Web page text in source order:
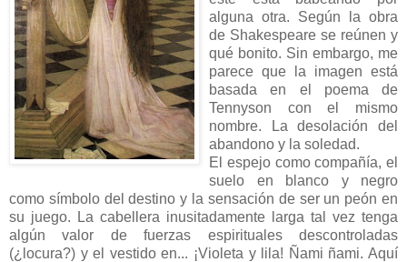
alguna otra. Según la obra
de Shakespeare se reúnen y
qué bonito. Sin embargo, me
parece que la imagen está
basada en el poema de
Tennyson con el mismo
nombre. La desolación del
abandono y la soledad.
El espejo como compañía, el
suelo en blanco y negro
como símbolo del destino y la sensación de ser un peón en
su juego. La cabellera inusitadamente larga tal vez tenga
algún valor de fuerzas espirituales descontroladas
(¿locura?) y el vestido en... ¡Violeta y lila! Ñami ñami. Aquí